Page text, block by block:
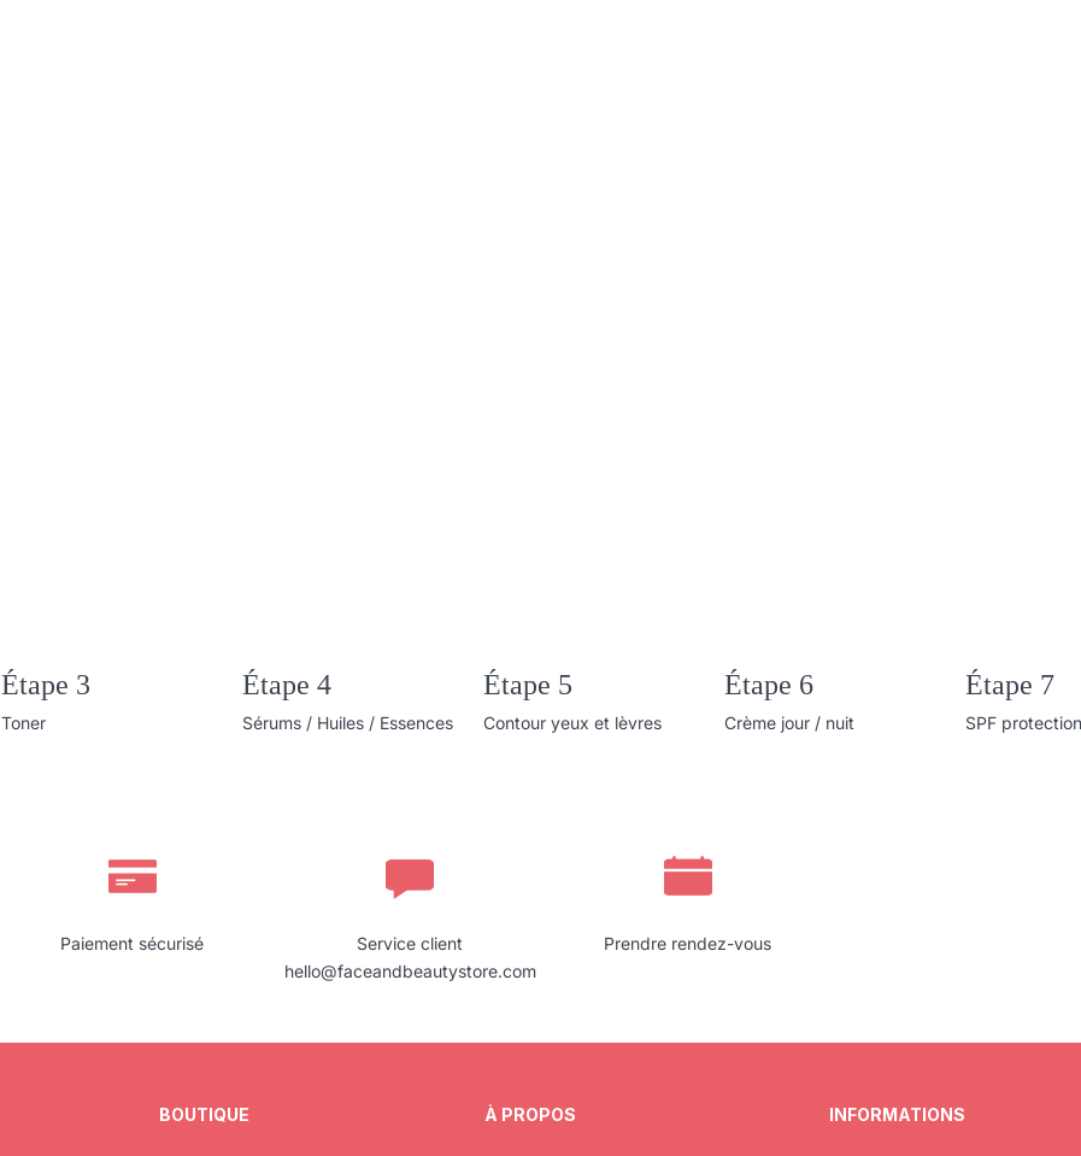
Étape 3
Toner
Étape 4
Sérums / Huiles / Essences
Étape 5
Contour yeux et lèvres
Étape 6
Crème jour / nuit
Étape 7
SPF
Paiement sécurisé
Service client
hello@faceandbeautystore.com
Prendre rendez-vous
BOUTIQUE À PROPOS INFORMATIONS